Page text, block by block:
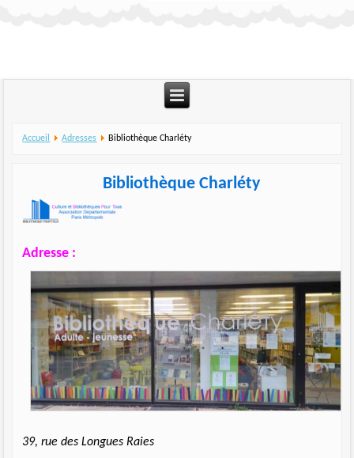
Accueil Adresses Bibliothèque Charléty
Bibliothèque Charléty
Adresse :
39, rue des Longues Raies